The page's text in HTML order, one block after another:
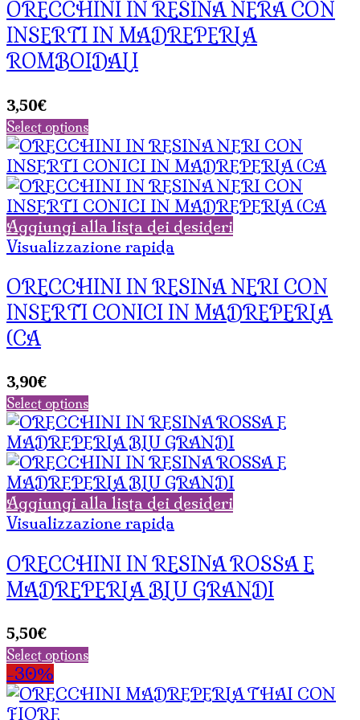
ORECCHINI IN RESINA NERA CON
INSERTI IN MADREPERLA
ROMBOIDALI
3,50€
Select options
Aggiungi alla lista dei desideri
Visualizzazione rapida
ORECCHINI IN RESINA NERI CON
INSERTI CONICI IN MADREPERLA
(CA
3,90€
Select options
Aggiungi alla lista dei desideri
Visualizzazione rapida
ORECCHINI IN RESINA ROSSA E
MADREPERLA BLU GRANDI
5,50€
Select options
-30%